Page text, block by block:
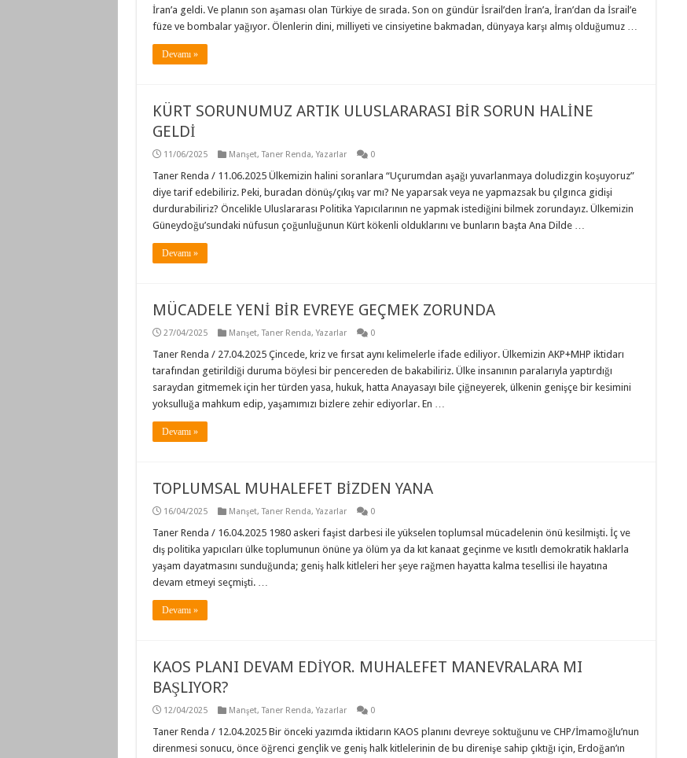
İran’a geldi. Ve planın son aşaması olan Türkiye de sırada. Son on gündür İsrail’den İran’a, İran’dan da İsrail’e
füze ve bombalar yağıyor. Ölenlerin dini, milliyeti ve cinsiyetine bakmadan, dünyaya karşı almış olduğumuz …
Devamı »
KÜRT SORUNUMUZ ARTIK ULUSLARARASI BİR SORUN HALİNE
GELDİ
11/06/2025 Manşet,Taner Renda,Yazarlar 0
Taner Renda / 11.06.2025 Ülkemizin halini soranlara “Uçurumdan aşağı yuvarlanmaya doludizgin koşuyoruz”
diye tarif edebiliriz. Peki, buradan dönüş/çıkış var mı? Ne yaparsak veya ne yapmazsak bu çılgınca gidişi
durdurabiliriz? Öncelikle Uluslararası Politika Yapıcılarının ne yapmak istediğini bilmek zorundayız. Ülkemizin
Güneydoğu’sundaki nüfusun çoğunluğunun Kürt kökenli olduklarını ve bunların başta Ana Dilde …
Devamı »
MÜCADELE YENİ BİR EVREYE GEÇMEK ZORUNDA
27/04/2025 Manşet,Taner Renda,Yazarlar 0
Taner Renda / 27.04.2025 Çincede, kriz ve fırsat aynı kelimelerle ifade ediliyor. Ülkemizin AKP+MHP iktidarı
tarafından getirildiği duruma böylesi bir pencereden de bakabiliriz. Ülke insanının paralarıyla yaptırdığı
saraydan gitmemek için her türden yasa, hukuk, hatta Anayasayı bile çiğneyerek, ülkenin genişçe bir kesimini
yoksulluğa mahkum edip, yaşamımızı bizlere zehir ediyorlar. En …
Devamı »
TOPLUMSAL MUHALEFET BİZDEN YANA
16/04/2025 Manşet,Taner Renda,Yazarlar 0
Taner Renda / 16.04.2025 1980 askeri faşist darbesi ile yükselen toplumsal mücadelenin önü kesilmişti. İç ve
dış politika yapıcıları ülke toplumunun önüne ya ölüm ya da kıt kanaat geçinme ve kısıtlı demokratik haklarla
yaşam dayatmasını sunduğunda; geniş halk kitleleri her şeye rağmen hayatta kalma tesellisi ile hayatına
devam etmeyi seçmişti. …
Devamı »
KAOS PLANI DEVAM EDİYOR. MUHALEFET MANEVRALARA MI
BAŞLIYOR?
12/04/2025 Manşet,Taner Renda,Yazarlar 0
Taner Renda / 12.04.2025 Bir önceki yazımda iktidarın KAOS planını devreye soktuğunu ve CHP/İmamoğlu’nun
direnmesi sonucu, önce öğrenci gençlik ve geniş halk kitlelerinin de bu direnişe sahip çıktığı için, Erdoğan’ın